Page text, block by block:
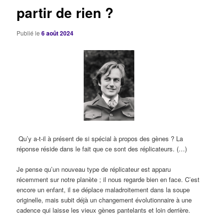
partir de rien ?
Publié le6 août 2024
Qu’y a-t-il à présent de si spécial à propos des gènes ? La
réponse réside dans le fait que ce sont des réplicateurs. (…)
Je pense qu’un nouveau type de réplicateur est apparu
récemment sur notre planète ; il nous regarde bien en face. C’est
encore un enfant, il se déplace maladroitement dans la soupe
originelle, mais subit déjà un changement évolutionnaire à une
cadence qui laisse les vieux gènes pantelants et loin derrière.